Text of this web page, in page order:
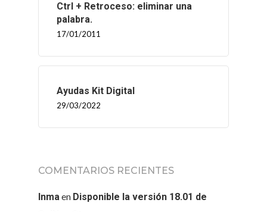
Ctrl + Retroceso: eliminar una
palabra.
17/01/2011
Ayudas Kit Digital
29/03/2022
COMENTARIOS RECIENTES
Inmaen Disponible la versión 18.01 de